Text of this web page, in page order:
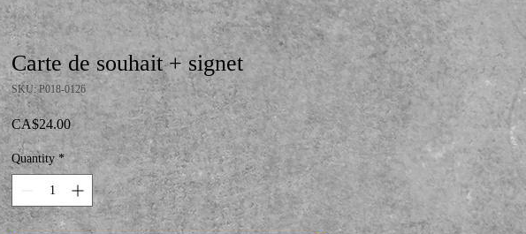
Carte de souhait + signet
SKU: P018-0126
CA$24.00Price
Quantity *